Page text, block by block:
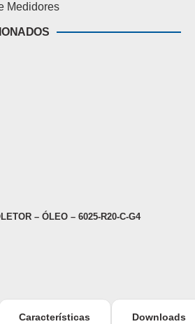
Medidores
– ÓLEO – 6025-R20-C-G4
Características Downloads